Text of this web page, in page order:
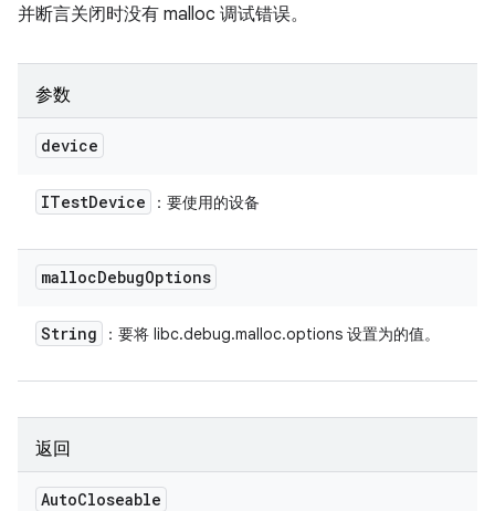
并断言关闭时没有 malloc 调试错误。
参数
device
ITestDevice ：要使用的设备
mallocDebugOptions
String ：要将 libc.debug.malloc.options 设置为的值。
返回
AutoCloseable